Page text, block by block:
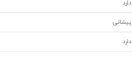
دارد
پیشانی
دارد